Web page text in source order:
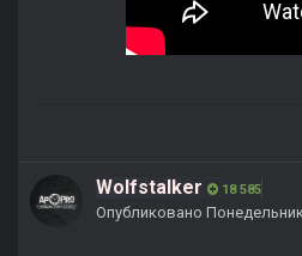
Wolfstalker 18 585
Опубликовано